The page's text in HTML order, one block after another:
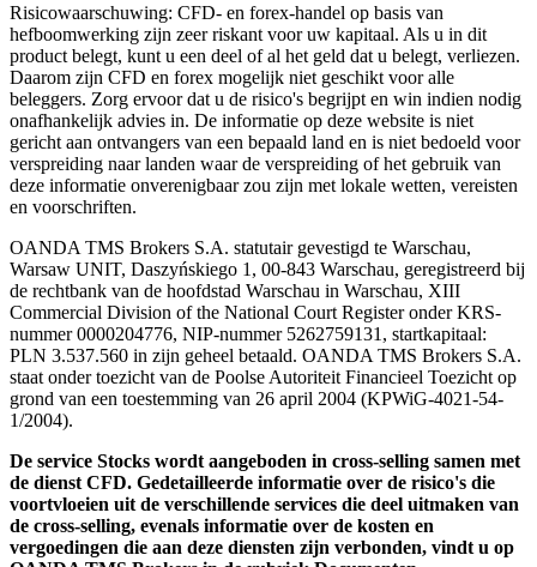
Risicowaarschuwing: CFD- en forex-handel op basis van
hefboomwerking zijn zeer riskant voor uw kapitaal. Als u in dit
product belegt, kunt u een deel of al het geld dat u belegt, verliezen.
Daarom zijn CFD en forex mogelijk niet geschikt voor alle
beleggers. Zorg ervoor dat u de risico's begrijpt en win indien nodig
onafhankelijk advies in. De informatie op deze website is niet
gericht aan ontvangers van een bepaald land en is niet bedoeld voor
verspreiding naar landen waar de verspreiding of het gebruik van
deze informatie onverenigbaar zou zijn met lokale wetten, vereisten
en voorschriften.
OANDA TMS Brokers S.A. statutair gevestigd te Warschau,
Warsaw UNIT, Daszyńskiego 1, 00-843 Warschau, geregistreerd bij
de rechtbank van de hoofdstad Warschau in Warschau, XIII
Commercial Division of the National Court Register onder KRS-
nummer 0000204776, NIP-nummer 5262759131, startkapitaal:
PLN 3.537.560 in zijn geheel betaald. OANDA TMS Brokers S.A.
staat onder toezicht van de Poolse Autoriteit Financieel Toezicht op
grond van een toestemming van 26 april 2004 (KPWiG-4021-54-
1/2004).
De service Stocks wordt aangeboden in cross-selling samen met
de dienst CFD. Gedetailleerde informatie over de risico's die
voortvloeien uit de verschillende services die deel uitmaken van
de cross-selling, evenals informatie over de kosten en
vergoedingen die aan deze diensten zijn verbonden, vindt u op